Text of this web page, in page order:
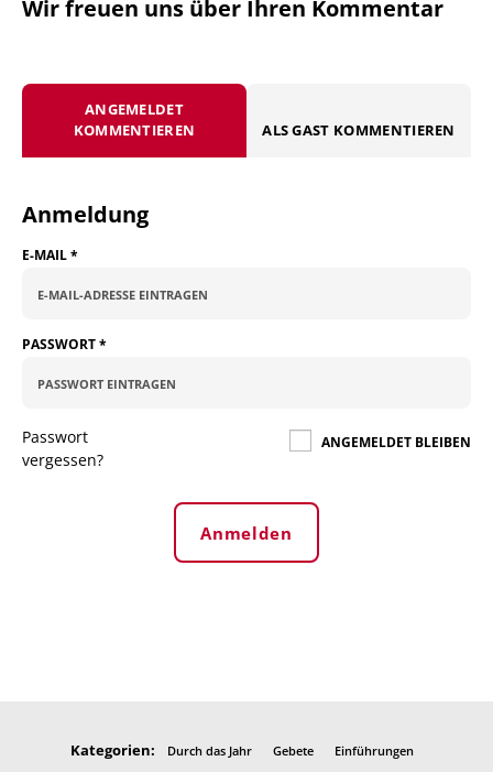
Wir freuen uns über Ihren Kommentar
ANGEMELDET
KOMMENTIEREN
ALS GAST KOMMENTIEREN
Anmeldung
E-MAIL*
PASSWORT*
Passwort
vergessen?
ANGEMELDET BLEIBEN
Anmelden
Kategorien: Durch das Jahr Gebete Einführungen